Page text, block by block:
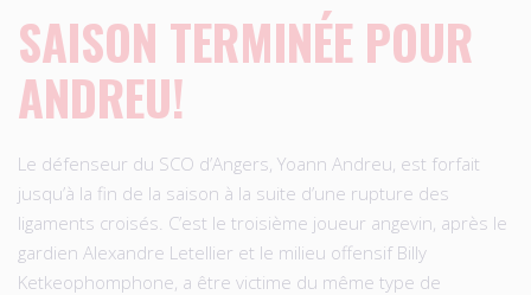
SAISON TERMINÉE POUR
ANDREU!
Le défenseur du SCO d’Angers, Yoann Andreu, est forfait
jusqu’à la fin de la saison à la suite d’une rupture des
ligaments croisés. C’est le troisième joueur angevin, après le
gardien Alexandre Letellier et le milieu offensif Billy
Ketkeophomphone, a être victime du même type de